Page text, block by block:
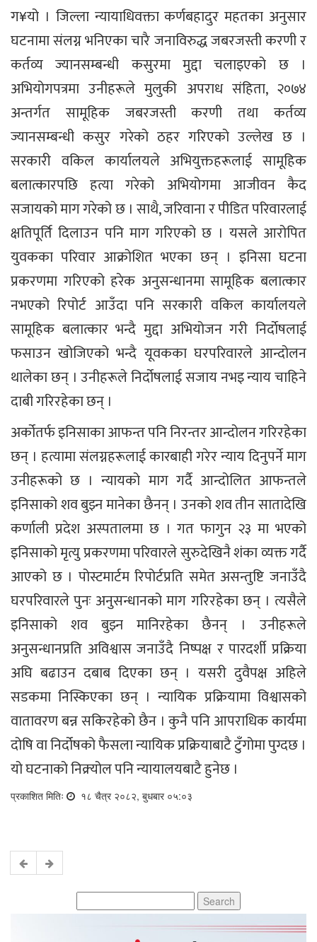
ग¥यो । जिल्ला न्यायाधिवक्ता कर्णबहादुर महतका अनुसार
घटनामा संलग्न भनिएका चारै जनाविरुद्ध जबरजस्ती करणी र
कर्तव्य ज्यानसम्बन्धी कसुरमा मुद्दा चलाइएको छ ।
अभियोगपत्रमा उनीहरूले मुलुकी अपराध संहिता, २०७४
अन्तर्गत सामूहिक जबरजस्ती करणी तथा कर्तव्य
ज्यानसम्बन्धी कसुर गरेको ठहर गरिएको उल्लेख छ ।
सरकारी वकिल कार्यालयले अभियुक्तहरूलाई सामूहिक
बलात्कारपछि हत्या गरेको अभियोगमा आजीवन कैद
सजायको माग गरेको छ । साथै, जरिवाना र पीडित परिवारलाई
क्षतिपूर्ति दिलाउन पनि माग गरिएको छ । यसले आरोपित
युवकका परिवार आक्रोशित भएका छन् । इनिसा घटना
प्रकरणमा गरिएको हरेक अनुसन्धानमा सामूहिक बलात्कार
नभएको रिपोर्ट आउँदा पनि सरकारी वकिल कार्यालयले
सामूहिक बलात्कार भन्दै मुद्दा अभियोजन गरी निर्दाेषलाई
फसाउन खोजिएको भन्दै यूवकका घरपरिवारले आन्दोलन
थालेका छन् । उनीहरूले निर्दोषलाई सजाय नभइ न्याय चाहिने
दाबी गरिरहेका छन् ।
अर्कोतर्फ इनिसाका आफन्त पनि निरन्तर आन्दोलन गरिरहेका
छन् । हत्यामा संलग्नहरूलाई कारबाही गरेर न्याय दिनुपर्ने माग
उनीहरूको छ । न्यायको माग गर्दै आन्दोलित आफन्तले
इनिसाको शव बुझ्न मानेका छैनन् । उनको शव तीन सातादेखि
कर्णाली प्रदेश अस्पतालमा छ । गत फागुन २३ मा भएको
इनिसाको मृत्यु प्रकरणमा परिवारले सुरुदेखिनै शंका व्यक्त गर्दै
आएको छ । पोस्टमार्टम रिपोर्टप्रति समेत असन्तुष्टि जनाउँदै
घरपरिवारले पुनः अनुसन्धानको माग गरिरहेका छन् । त्यसैले
इनिसाको शव बुझ्न मानिरहेका छैनन् । उनीहरूले
अनुसन्धानप्रति अविश्वास जनाउँदै निष्पक्ष र पारदर्शी प्रक्रिया
अघि बढाउन दबाब दिएका छन् । यसरी दुवैपक्ष अहिले
सडकमा निस्किएका छन् । न्यायिक प्रक्रियामा विश्वासको
वातावरण बन्न सकिरहेको छैन । कुनै पनि आपराधिक कार्यमा
दोषि वा निर्दोषको फैसला न्यायिक प्रक्रियाबाटै टुँगोमा पुग्दछ ।
यो घटनाको निक्र्योल पनि न्यायालयबाटै हुनेछ ।
प्रकाशित मितिः १८ चैत्र २०८२, बुधबार ०५:०३
for: